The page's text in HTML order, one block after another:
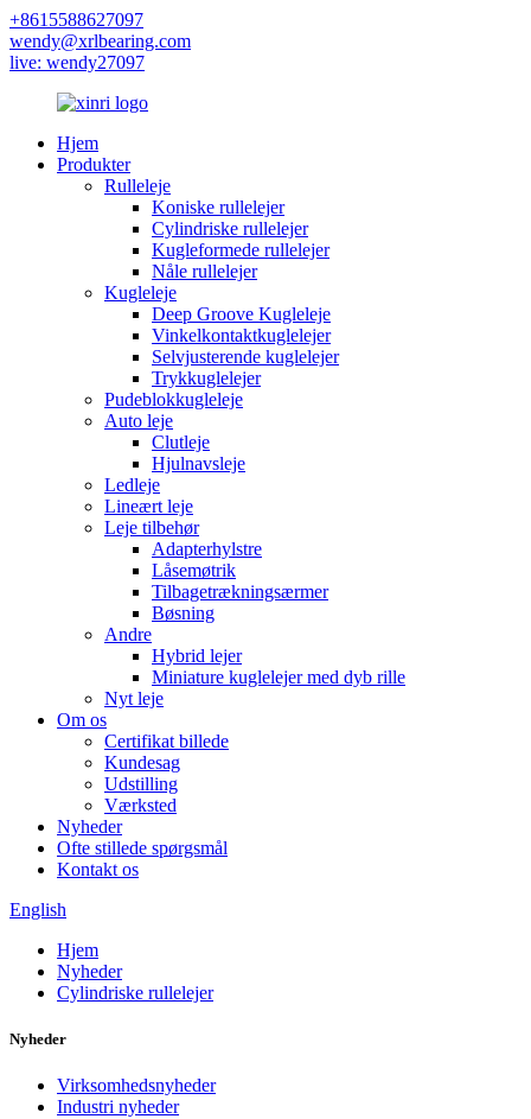
+8615588627097
wendy@xrlbearing.com
live: wendy27097
Hjem
Produkter
Rulleleje
Koniske rullelejer
Cylindriske rullelejer
Kugleformede rullelejer
Nåle rullelejer
Kugleleje
Deep Groove Kugleleje
Vinkelkontaktkuglelejer
Selvjusterende kuglelejer
Trykkuglelejer
Pudeblokkugleleje
Auto leje
Clutleje
Hjulnavsleje
Ledleje
Lineært leje
Leje tilbehør
Adapterhylstre
Låsemøtrik
Tilbagetrækningsærmer
Bøsning
Andre
Hybrid lejer
Miniature kuglelejer med dyb rille
Nyt leje
Om os
Certifikat billede
Kundesag
Udstilling
Værksted
Nyheder
Ofte stillede spørgsmål
Kontakt os
English
Hjem
Nyheder
Cylindriske rullelejer
Nyheder
Virksomhedsnyheder
Industri nyheder